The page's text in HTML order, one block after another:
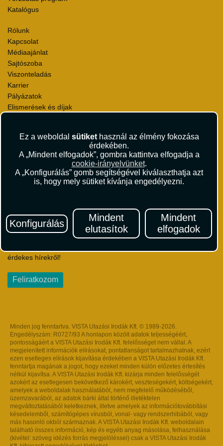
Ez a weboldal sütikethasznál az élmény fokozása
érdekében.
A „Mindent elfogadok”, gombra kattintva elfogadja a
cookie-irányelvünket.
A „Konfigurálás” gomb segítségével kiválaszthatja azt
is, hogy mely sütiket kívánja engedélyezni.
Konfigurálás
Mindent
elutasítok
Mindent
elfogadok
Katalógus
Rólunk
Kapcsolat
Médiaajánlat
Sajtószoba
Viszonteladás
Karrier
Pályázatok
Elismerések és díjak
Utazási Csomag Szerződési Feltételek
Útlemondás-biztosítás Szerződési Feltételek
Utasbiztosítás Szerződési Feltételek
Repülőjegy Szerződési Feltételek
Adatvédelem
Hírlevél
Iratkozzon fel Magyarország egyik legszínesebb utazási
érdekes hírekről!
Feliratkozom
Minden jog fenntartva. VISTA Utazási Irodák Kft. © 1989-2026.
Engedélyszám: R0727/93 A honlapon közölt adatok teljességéért,
pontosságáért a VISTA Utazási Irodák Kft. felelősséget nem vállal. A
megjelenített információk elírásokat, pontatlanságot tartalmazhatnak, ezért
ezen esetleges elírások kijavítása érdekében a VISTA Utazási Irodák Kft.
fenntartja magának a jogot, hogy ezeket minden külön előzetes értesítés
nélkül kijavítsa. A VISTA Utazási Irodák Kft. kizárja minden felelősségét
azokért az esetlegesen bekövetkező károkért, veszteségekért, költségekért,
amelyek a weboldalak használatából, nem megfelelő működéséből,
üzemzavarából, az adatok bárki által történő illetéktelen
megváltoztatásából keletkeznek, illetve amelyek az információtovábbítási
késedelemből, számítógépes vírusból, vonal- vagy rendszerhibából, vagy
más hasonló okból származnak. A VISTA Utazási Irodák Kft. weboldalain
található összes információ, kép és egyéb anyag másolása, felhasználása
(kivétel: szöveg idézés forrás megjelöléssel) csak a VISTA Utazási Irodák